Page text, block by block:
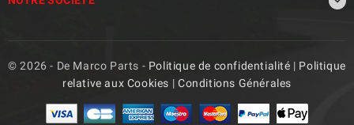
© 2026 - De Marco Parts - Politique de confidentialité | Politique
relative aux Cookies | Conditions Générales